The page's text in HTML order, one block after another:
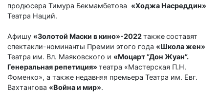
продюсера Тимура Бекмамбетова «Ходжа Насреддин»
Театра Наций.
Афишу «Золотой Маски в кино»-2022такжесоставят
спектакли-номинанты Премии этого года «Школа жен»
Театра им. Вл. Маяковского и «Моцарт “Дон Жуан”.
Генеральная репетиция» театра «Мастерская П.Н.
Фоменко», а также недавняя премьера Театра им. Евг.
Вахтангова «Война и мир».